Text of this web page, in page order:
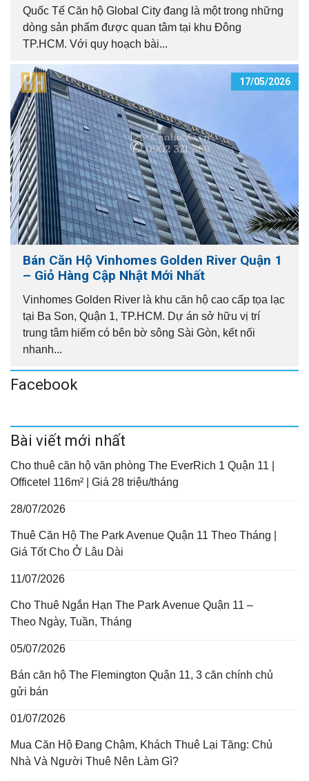
Quốc Tế Căn hộ Global City đang là một trong những
dòng sản phẩm được quan tâm tại khu Đông
TP.HCM. Với quy hoạch bài...
17/05/2026
Bán Căn Hộ Vinhomes Golden River Quận 1
– Giỏ Hàng Cập Nhật Mới Nhất
Vinhomes Golden River là khu căn hộ cao cấp tọa lạc
tại Ba Son, Quận 1, TP.HCM. Dự án sở hữu vị trí
trung tâm hiếm có bên bờ sông Sài Gòn, kết nối
nhanh...
Facebook
Bài viết mới nhất
Cho thuê căn hộ văn phòng The EverRich 1 Quận 11 |
Officetel 116m² | Giá 28 triệu/tháng
28/07/2026
Thuê Căn Hộ The Park Avenue Quận 11 Theo Tháng |
Giá Tốt Cho Ở Lâu Dài
11/07/2026
Cho Thuê Ngắn Hạn The Park Avenue Quận 11 –
Theo Ngày, Tuần, Tháng
05/07/2026
Bán căn hộ The Flemington Quận 11, 3 căn chính chủ
gửi bán
01/07/2026
Mua Căn Hộ Đang Chậm, Khách Thuê Lại Tăng: Chủ
Nhà Và Người Thuê Nên Làm Gì?